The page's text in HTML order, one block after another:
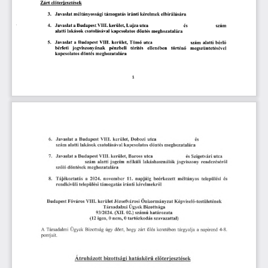
Zárt előterjesztések
3. Javaslat méltányossági támogatás iránti kérelmek elbírálására
4. Javaslat aBudapestVIII. kerület, Lujza utca és
szám
alatti lakások csatolásával kapcsolatos döntés meghozatalára
5. Javaslat a Budapest VIII. kerület, Tömő utca szám alatti bérlő
bérleti
jogviszonyának pénzbeli térítés ellenében történő
megszüntetésével
kapcsolatos döntés meghozatalára
1
6. Javaslat a Budapest VIII. kerület, Dobozi utca
és
szám alatti lakások csatolásával kapcsolatos döntés meghozatalára
7. Javaslat a Budapest VIII. kerület, Baross utca és Szigetvári utca
szám alatti jogcím nélküli lakáshasználók jogviszony rendezéséről
szóló döntések meghozatalára
8. Tájékoztatás a 2024. november 11. napjáig beérkezett méltányos települési és
rendkívüli települési támogatás iránti kérelmekről
Budapest Főváros VIII. kerület Józsefvárosi Önkormányzat Képviselő-testületének
Társadalmi Ügyek Bizottsága
93/2024. (XII. 02.) számú határozata
(12 igen, 0 nem, 0 tartózkodás szavazattal)
A Társadalmi Ügyek Bizottság úgy dönt, hogy zárt ülés keretében tárgyalja a napirend 4-8.
pontjait.
Átruházott bizottsági hatáskörű előterjesztések